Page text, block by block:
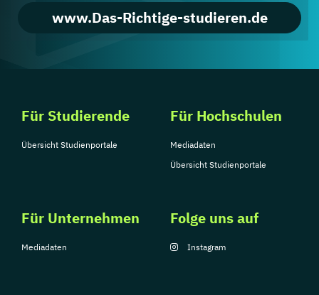
www.Das-Richtige-studieren.de
Für Studierende
Übersicht Studienportale
Für Hochschulen
Mediadaten
Übersicht Studienportale
Für Unternehmen
Mediadaten
Folge uns auf
Instagram